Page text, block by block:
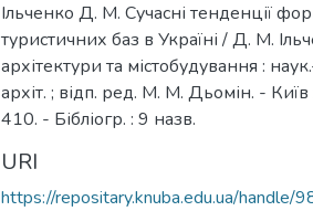
Ільченко Д. М. Сучасні тенденції
туристичних баз в Україні / Д. М.
архітектури та містобудування :
архіт. ; відп. ред. М. М. Дьомін. -
410. - Бібліогр. : 9 назв.
URI
https://repositary.knuba.edu.ua/